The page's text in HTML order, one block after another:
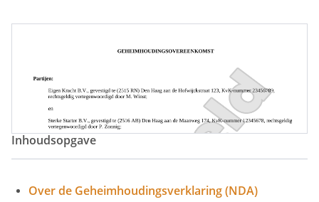
Inhoudsopgave
Over de Geheimhoudingsverklaring (NDA)